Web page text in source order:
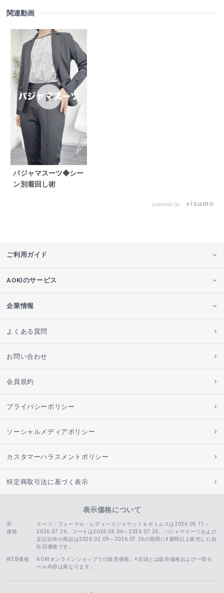
関連動画
パジャマスーツ◆シー
ン別着回し術
powered by
ご利用ガイド
AOKIのサービス
企業情報
よくある質問
お問い合わせ
会員規約
プライバシーポリシー
ソーシャルメディアポリシー
カスタマーハラスメントポリシー
特定商取引法に基づく表示
表示価格について
価格
スーツ・フォーマル・レディースジャケット＆ボトムスは2026.05.11～
2026.07.26、コートは2026.04.06～2026.07.26、
パジャマスーツおよび
左記以外の商品は2026.02.09～2026.07.26の期間に4週間以上販売した自
社旧価格です。
WEB価格
AOKIオンラインショップでの販売価格。※店頭とは販売価格および一部セ
ール内容は異なります。